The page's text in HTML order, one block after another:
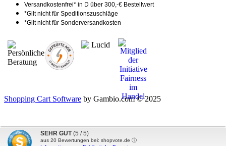
Versandkostenfrei* in D über 300,-€ Bestellwert
*Gilt nicht für Speditionszuschläge
*Gilt nicht für Sonderversandkosten
Shopping Cart Software by Gambio.com © 2025
SEHR GUT (5 / 5)
aus 20 Bewertungen bei: shopvote.de ⓘ